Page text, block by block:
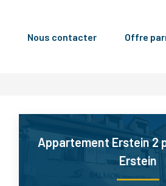
Nous contacter Offre
Appartement Erstein 2
Erstein